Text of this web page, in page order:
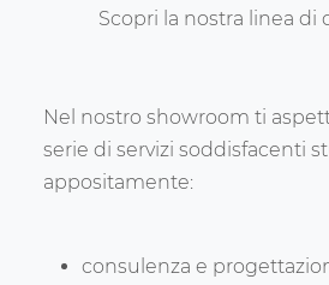
Scopri la nostra linea di
Nel nostro showroom ti
serie di servizi soddisfacenti
appositamente:
consulenza e